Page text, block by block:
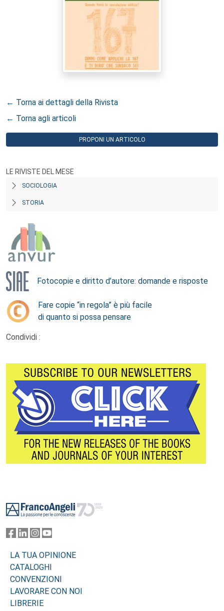
← Torna ai dettagli della Rivista
← Torna agli articoli
PROPONI UN ARTICOLO
LE RIVISTE DEL MESE
SOCIOLOGIA
STORIA
Fotocopie e diritto d’autore: domande e risposte
Fare copie “in regola” è più facile
di quanto si possa pensare
Condividi :
LA TUA OPINIONE
CATALOGHI
CONVENZIONI
LAVORARE CON NOI
LIBRERIE